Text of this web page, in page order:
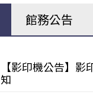
館務公告
【影印機公告】
知